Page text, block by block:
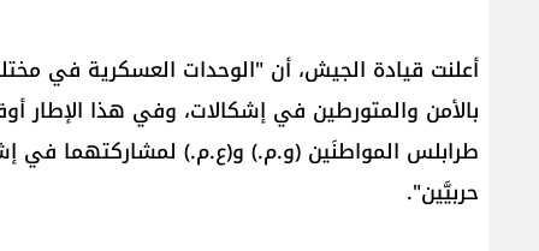
أعلنت قيادة الجيش، أن "الوحدات العسكرية في
بالأمن والمتورطين في إشكالات، وفي هذا الإطار
طرابلس المواطنَين (و.م.) و(ع.م.) لمشاركتهما
حربيَّين".